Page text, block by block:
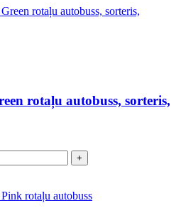
rotaļu autobuss, sorteris,